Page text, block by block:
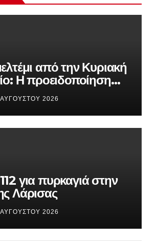
από την Κυριακή
Η προειδοποίηση
το φαινόμενο που
τους μετεωρολόγους
2026
για πυρκαγιά στην
Λάρισας
2026